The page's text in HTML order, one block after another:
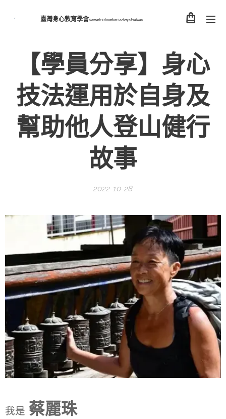
臺灣身心教育學會Somatic Education Society ofTaiwan
【學員分享】 身心
技法運用於自身及
幫助他人登山健行
故事
2022-10-28
我是 蔡麗珠